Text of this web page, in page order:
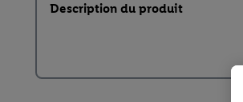
Description du produit